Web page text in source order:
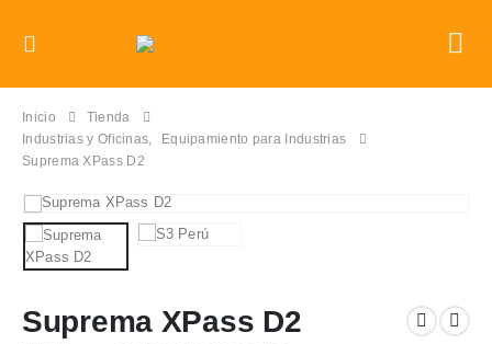
Inicio
Tienda
Industrias y Oficinas,
Equipamiento para Industrias
Suprema XPass D2
Suprema XPass D2